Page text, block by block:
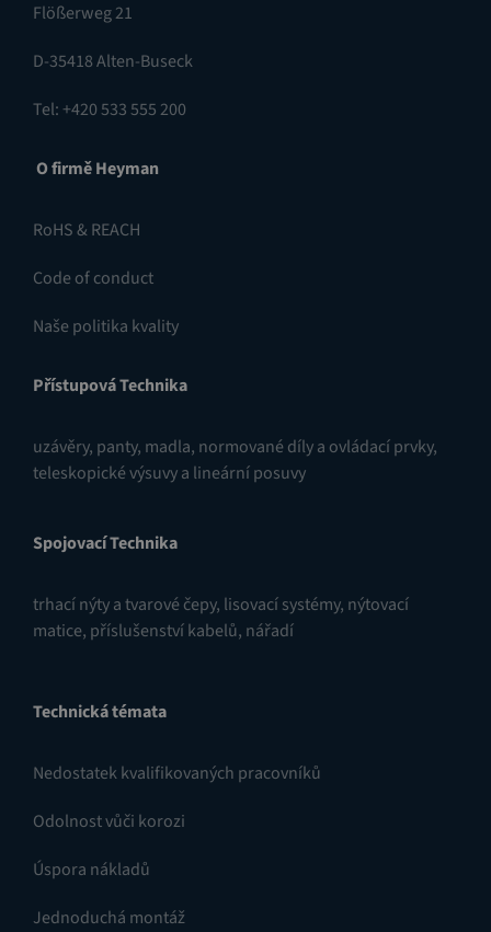
Flößerweg 21
D-35418 Alten-Buseck
Tel: +420 533 555 200
O firmě Heyman
RoHS & REACH
Code of conduct
Naše politika kvality
Přístupová Technika
uzávěry, panty, madla, normované díly a ovládací prvky,
teleskopické výsuvy a lineární posuvy
Spojovací Technika
trhací nýty a tvarové čepy, lisovací systémy, nýtovací
matice, příslušenství kabelů, nářadí
Technická témata
Nedostatek kvalifikovaných pracovníků
Odolnost vůči korozi
Úspora nákladů
Jednoduchá montáž